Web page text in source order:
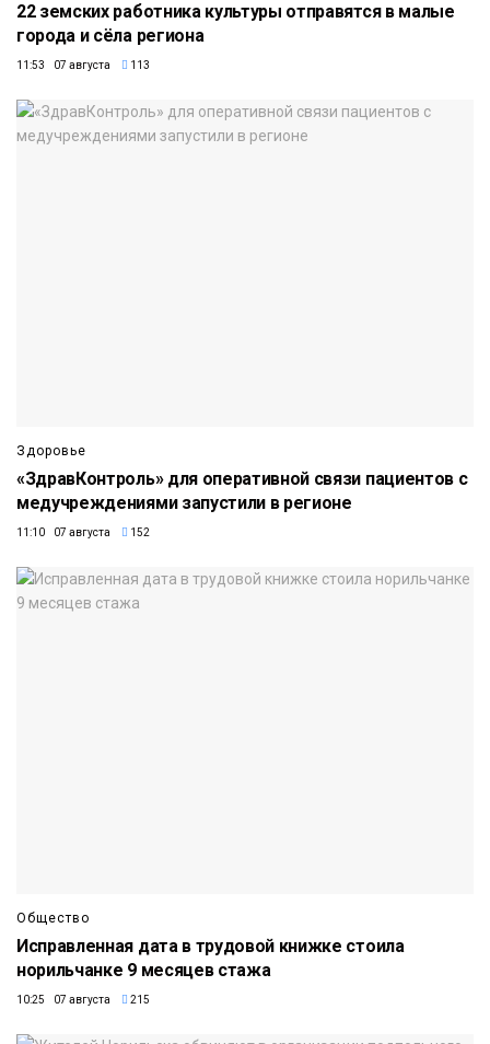
22 земских работника культуры отправятся в малые
города и сёла региона
11:53 07 августа 113
Здоровье
«ЗдравКонтроль» для оперативной связи пациентов с
медучреждениями запустили в регионе
11:10 07 августа 152
Общество
Исправленная дата в трудовой книжке стоила
норильчанке 9 месяцев стажа
10:25 07 августа 215